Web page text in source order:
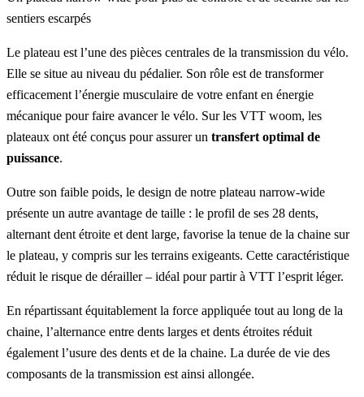
sentiers escarpés
Le plateau est l’une des pièces centrales de la transmission du vélo.
Elle se situe au niveau du pédalier. Son rôle est de transformer
efficacement l’énergie musculaire de votre enfant en énergie
mécanique pour faire avancer le vélo. Sur les VTT woom, les
plateaux ont été conçus pour assurer un transfert optimal de
puissance.
Outre son faible poids, le design de notre plateau narrow-wide
présente un autre avantage de taille : le profil de ses 28 dents,
alternant dent étroite et dent large, favorise la tenue de la chaine sur
le plateau, y compris sur les terrains exigeants. Cette caractéristique
réduit le risque de dérailler – idéal pour partir à VTT l’esprit léger.
En répartissant équitablement la force appliquée tout au long de la
chaine, l’alternance entre dents larges et dents étroites réduit
également l’usure des dents et de la chaine. La durée de vie des
composants de la transmission est ainsi allongée.